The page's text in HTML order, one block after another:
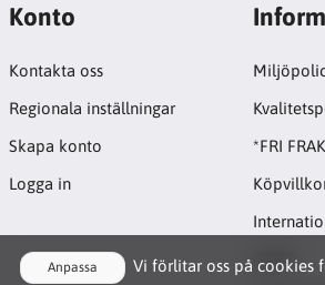
Anpassa Vi förlitar oss på cookies
Konto
Kontakta oss
Regionala inställningar
Skapa konto
Logga in
*FRI
GDPR